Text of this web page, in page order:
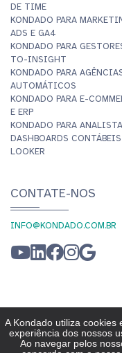
DE TIME
KONDADO PARA
ADS E GA4
KONDADO PARA
TO-INSIGHT
KONDADO PARA
AUTOMÁTICOS
KONDADO PARA E-
E ERP
KONDADO PARA
DASHBOARDS
LOOKER
CONTATE-NOS
INFO@KONDADO.COM.BR